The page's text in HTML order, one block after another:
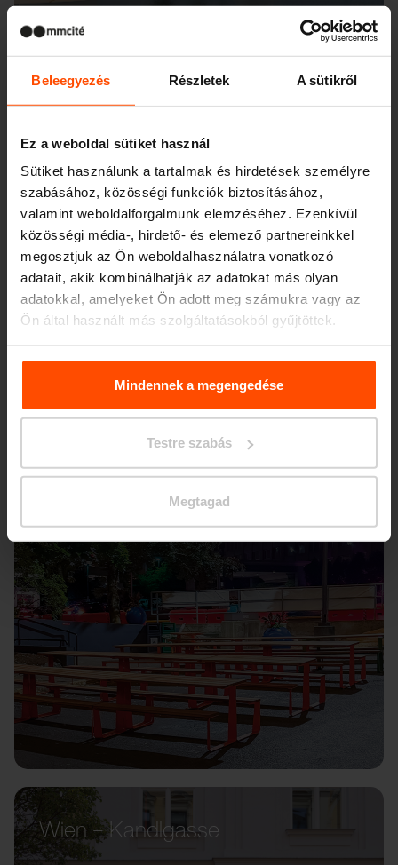
Beleegyezés Részletek A sütikről
Ez a weboldal sütiket használ
Sütiket használunk a tartalmak és hirdetések személyre
szabásához, közösségi funkciók biztosításához,
valamint weboldalforgalmunk elemzéséhez. Ezenkívül
közösségi média-, hirdető- és elemező partnereinkkel
megosztjuk az Ön weboldalhasználatra vonatkozó
adatait, akik kombinálhatják az adatokat más olyan
adatokkal, amelyeket Ön adott meg számukra vagy az
Ön által használt más szolgáltatásokból gyűjtöttek.
További információért kérjük, látogasson el aPrinciples
Relating to the Processing. Personal Data
Mindennek a megengedése
Testre szabás
Megtagad
Seattle – Popup park
Wien – Kandlgasse